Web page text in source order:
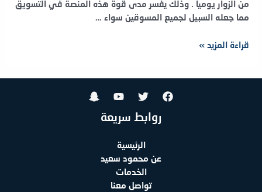
من الزوار يومياً . وذلك يفسر مدى قوة هذه المنصة في التسويق
مما جعله السبيل لجميع المسوقين سواء …
6
قراءة المزيد »
روابط سريعة
الرئيسية
عن محمود سعيد
الخدمات
تواصل معنا